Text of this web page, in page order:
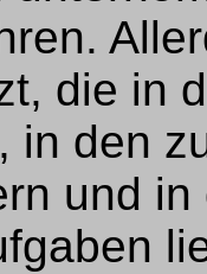
die in
in den
und